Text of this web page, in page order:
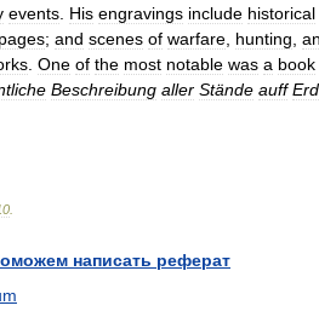
events His engravings include historical
pages; and scenes of warfare hunting
One of the most notable was a book
Beschreibung aller Stände auff
написать реферат